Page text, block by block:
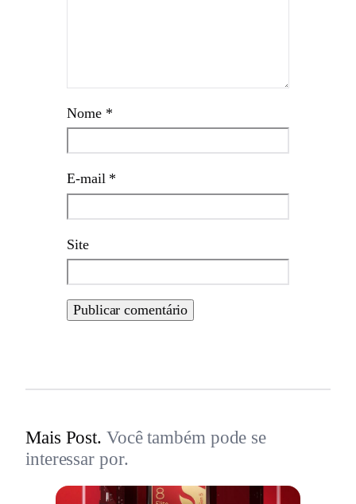
Nome *
E-mail *
Site
Mais Post. Você também pode se
interessar por.